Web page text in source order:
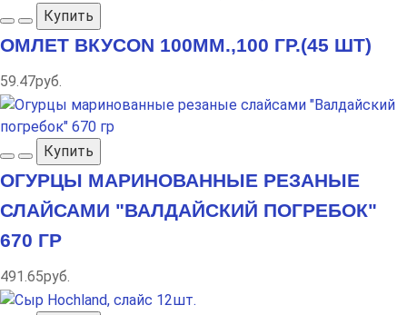
Купить
ОМЛЕТ ВКУСON 100ММ.,100 ГР.(45 ШТ)
59.47руб.
Купить
ОГУРЦЫ МАРИНОВАННЫЕ РЕЗАНЫЕ
СЛАЙСАМИ "ВАЛДАЙСКИЙ ПОГРЕБОК"
670 ГР
491.65руб.